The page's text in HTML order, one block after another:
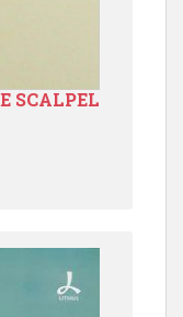
SCALPEL